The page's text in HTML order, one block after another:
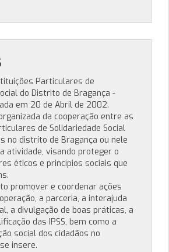
Particulares de
do Distrito de Bragança -
em 20 de Abril de 2002.
da cooperação entre as
de Solidariedade Social
no distrito de Bragança ou nele
atividade, visando proteger o
éticos e princípios sociais que
promover e coordenar ações
a parceria, a interajuda
a divulgação de boas práticas, a
das IPSS, bem como a
social dos cidadãos no
insere.